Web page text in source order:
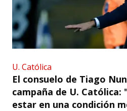
U. Católica
El consuelo de Tiago
campaña de U. Católica:
estar en una condición